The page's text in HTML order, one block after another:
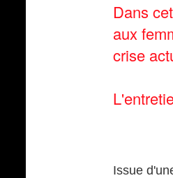
Dans
aux
crise
Issue